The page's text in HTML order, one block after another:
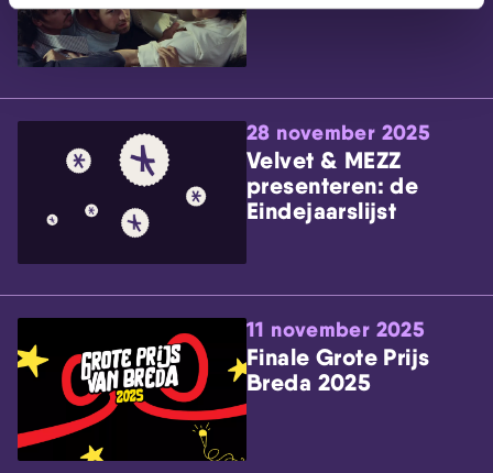
28 november 2025
Velvet & MEZZ
presenteren: de
Eindejaarslijst
11 november 2025
Finale Grote Prijs
Breda 2025